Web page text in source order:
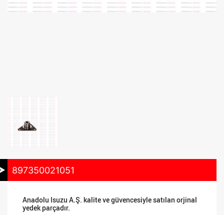
897350021051
Anadolu Isuzu A.Ş. kalite ve güvencesiyle satılan orjinal
yedek parçadır.